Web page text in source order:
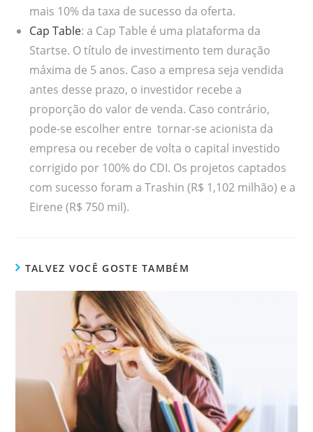
mais 10% da taxa de sucesso da oferta.
Cap Table: a Cap Table é uma plataforma da
Startse. O título de investimento tem duração
máxima de 5 anos. Caso a empresa seja vendida
antes desse prazo, o investidor recebe a
proporção do valor de venda. Caso contrário,
pode-se escolher entre tornar-se acionista da
empresa ou receber de volta o capital investido
corrigido por 100% do CDI. Os projetos captados
com sucesso foram a Trashin (R$ 1,102 milhão) e a
Eirene (R$ 750 mil).
TALVEZ VOCÊ GOSTE TAMBÉM